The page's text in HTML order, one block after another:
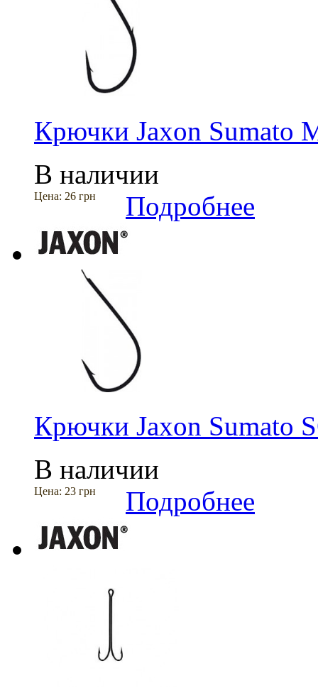
Крючки Jaxon Sumato
В наличии
Цена: 26 грн Подробнее
Крючки Jaxon Sumato
В наличии
Цена: 23 грн Подробнее